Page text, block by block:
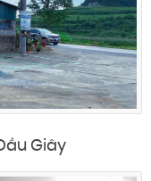
Giây